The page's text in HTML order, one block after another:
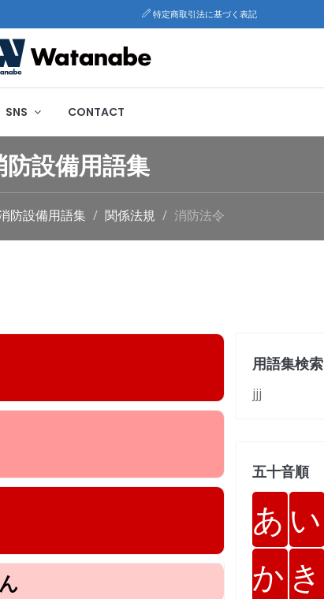
特定商取引法に基づく表記
SNS CONTACT
防設備用語集
防設備用語集 関係法規 消防法令
用語集検索
jjj
五十音順
あ い
か き